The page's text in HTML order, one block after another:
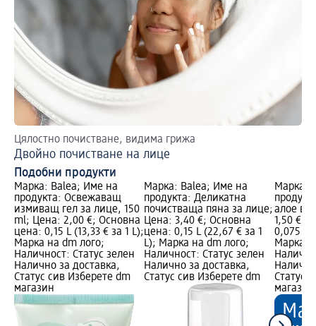
Цялостно почистване, видима грижа
Двойно почистване на лице
Подобни продукти
Марка: Balea; Име на
продукта: Освежаващ
измиващ гел за лице, 150
ml; Цена: 2,00 €; Основна
цена: 0,15 L (13,33 € за 1 L);
Марка на dm лого;
Наличност: Статус зелен
Налично за доставка,
Статус сив Изберете dm
магазин
Марка: Balea; Име на
продукта: Деликатна
почистваща пяна за лице;
Цена: 3,40 €; Основна
цена: 0,15 L (22,67 € за 1
L); Марка на dm лого;
Наличност: Статус зелен
Налично за доставка,
Статус сив Изберете dm
Марка:
алое
1,50 €;
0,075 L
Марка
Статус
магазин